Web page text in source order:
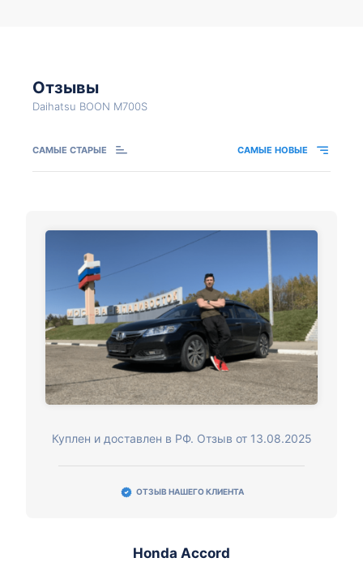
Отзывы
Daihatsu BOON M700S
САМЫЕ СТАРЫЕ САМЫЕ НОВЫЕ
Куплен и доставлен в РФ. Отзыв от 13.08.2025
ОТЗЫВ НАШЕГО КЛИЕНТА
Honda Accord